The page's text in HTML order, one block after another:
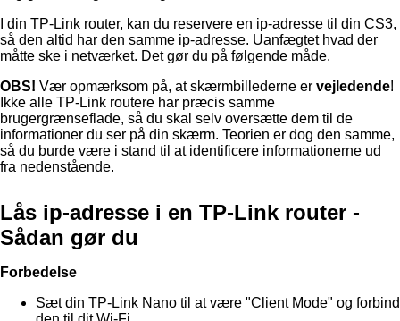
I din TP-Link router, kan du reservere en ip-adresse til din CS3,
så den altid har den samme ip-adresse. Uanfægtet hvad der
måtte ske i netværket. Det gør du på følgende måde.
OBS! Vær opmærksom på, at skærmbillederne er vejledende!
Ikke alle TP-Link routere har præcis samme
brugergrænseflade, så du skal selv oversætte dem til de
informationer du ser på din skærm. Teorien er dog den samme,
så du burde være i stand til at identificere informationerne ud
fra nedenstående.
Lås ip-adresse i en TP-Link router -
Sådan gør du
Forbedelse
Sæt din TP-Link Nano til at være "Client Mode" og forbind